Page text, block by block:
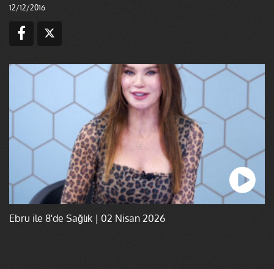
12/12/2016
Ebru ile 8'de Sağlık | 02 Nisan 2026